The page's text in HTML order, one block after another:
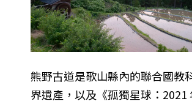
熊野古道是歌山縣內的聯合國教
界遺產，以及《孤獨星球：2021